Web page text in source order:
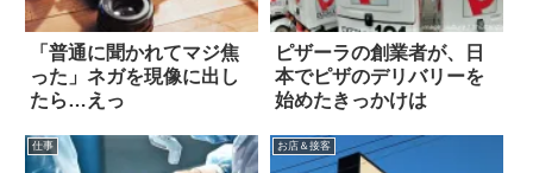
「普通に聞かれてマジ焦
った」ネガを現像に出し
たら…えっ
ピザーラの創業者が、日
本でピザのデリバリーを
始めたきっかけは
仕事 お店＆接客